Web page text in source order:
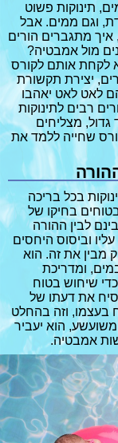
תינוקות פשוט
וגם ממים. אבל
איך מתגברים הורים
מול אמבטיה?
לקחת אותם לקורס
יצירת תקשורת
לאט לאט יאהבו
רבים לתינוקות
מצליחים
שחייה ללמד את
בכל בריכה
בחיקו של
לבין ההורה
וביסוס היחסים
מבין את זה. הוא
ומדריכת
שיחוש בטוח
את דעתו של
בעצמו, וזה בהחלט
הוא יעביר
אמבטיה.